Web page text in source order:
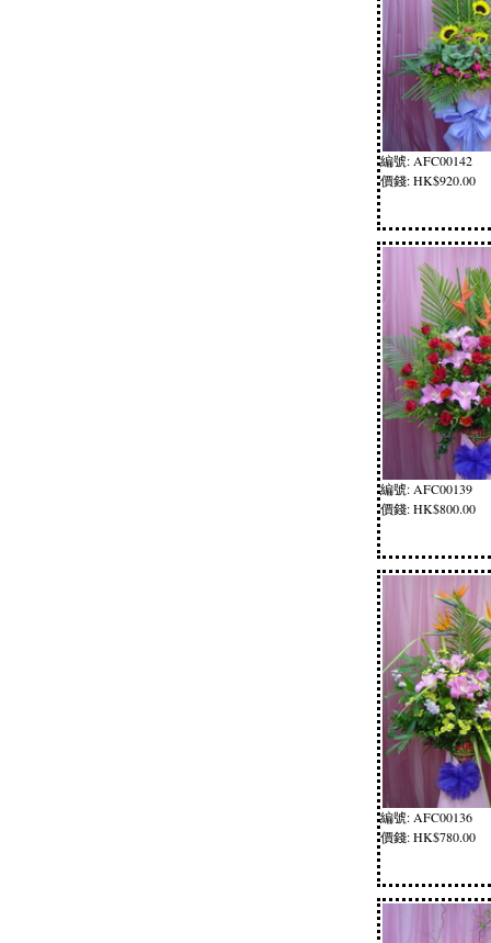
編號: AFC00142
價錢: HK$920.00
編號: AFC00139
價錢: HK$800.00
編號: AFC00136
價錢: HK$780.00